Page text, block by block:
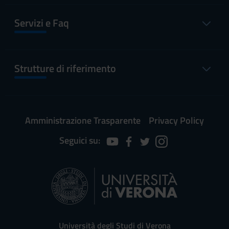
Servizi e Faq
Strutture di riferimento
Amministrazione Trasparente
Privacy Policy
Seguici su:
Università degli Studi di Verona